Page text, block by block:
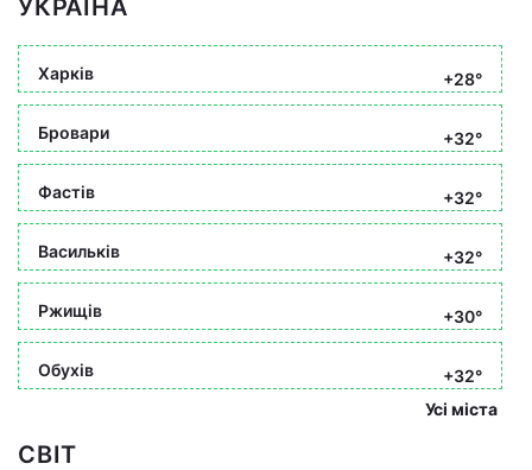
УКРАЇНА
Харків +28°
Бровари +32°
Фастів +32°
Васильків +32°
Ржищів +30°
Обухів
+32°
Усі міста
СВІТ